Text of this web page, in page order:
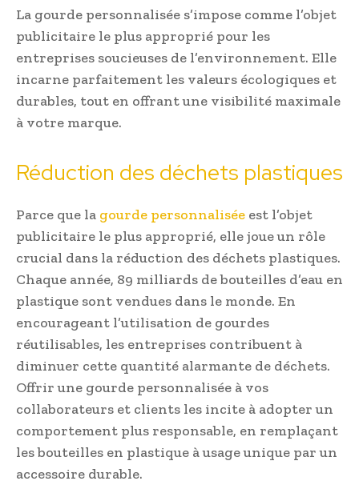
La gourde personnalisée s’impose comme l’objet
publicitaire le plus approprié pour les
entreprises soucieuses de l’environnement. Elle
incarne parfaitement les valeurs écologiques et
durables, tout en offrant une visibilité maximale
à votre marque.
Réduction des déchets plastiques
Parce que la gourde personnalisée est l’objet
publicitaire le plus approprié, elle joue un rôle
crucial dans la réduction des déchets plastiques.
Chaque année, 89 milliards de bouteilles d’eau en
plastique sont vendues dans le monde. En
encourageant l’utilisation de gourdes
réutilisables, les entreprises contribuent à
diminuer cette quantité alarmante de déchets.
Offrir une gourde personnalisée à vos
collaborateurs et clients les incite à adopter un
comportement plus responsable, en remplaçant
les bouteilles en plastique à usage unique par un
accessoire durable.